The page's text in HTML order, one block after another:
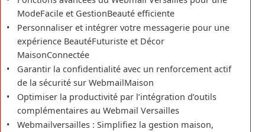
ModeFacile et GestionBeauté efficiente
Personnaliser et intégrer votre messagerie pour une
expérience BeautéFuturiste et Décor
MaisonConnectée
Garantir la confidentialité avec un renforcement actif
de la sécurité sur WebmailMaison
Optimiser la productivité par l’intégration d’outils
complémentaires au Webmail Versailles
Webmailversailles : Simplifiez la gestion maison,